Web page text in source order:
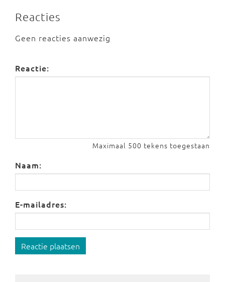
Reacties
Geen reacties aanwezig
Reactie:
Maximaal 500 tekens toegestaan
Naam:
E-mailadres:
Reactie plaatsen